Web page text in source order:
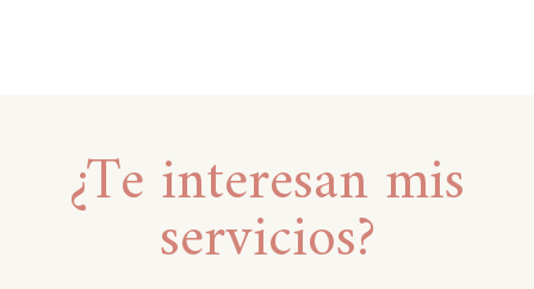
¿Te interesan mis
servicios?